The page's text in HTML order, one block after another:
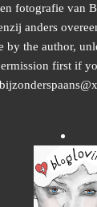
fotografie van
anders
by the author,
first if